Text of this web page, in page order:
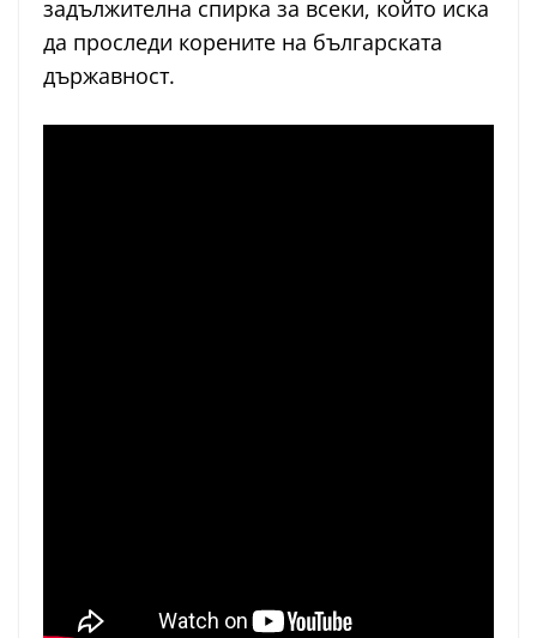
задължителна спирка за всеки, който иска
да проследи корените на българската
държавност.